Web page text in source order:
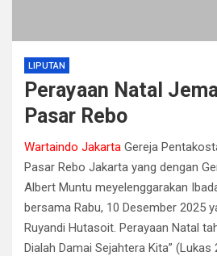
LIPUTAN
Perayaan Natal
Pasar Rebo
Wartaindo Jakarta Gereja
Pasar Rebo Jakarta yang dengan
Albert Muntu meyelenggarakan
bersama Rabu, 10 Desember 2025
Ruyandi Hutasoit. Perayaan Natal
Dialah Damai Sejahtera Kita” (Lukas